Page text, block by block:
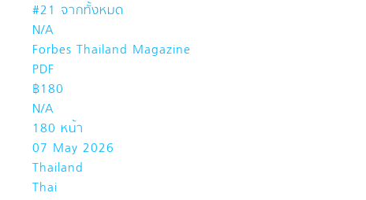
#21 จากทั้งหมด
N/A
Forbes Thailand Magazine
PDF
฿180
N/A
180 หน้า
07 May 2026
Thailand
Thai